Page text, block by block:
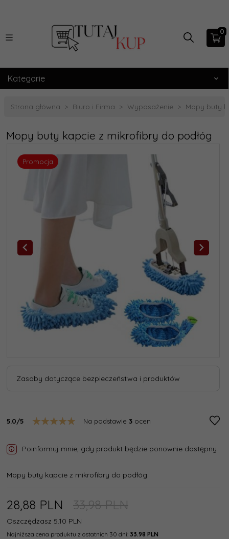
0
Kategorie
Strona główna Biuro i Firma Wyposażenie Mopy buty
Mopy buty kapcie z mikrofibry do podłóg
Promocja
Zasoby dotyczące bezpieczeństwa i produktów
5.0/5 Na podstawie 3 ocen
Poinformuj mnie, gdy produkt będzie ponownie dostępny
Mopy buty kapcie z mikrofibry do podłóg
28,88 PLN 33,98 PLN
Oszczędzasz 5.10 PLN
Najniższa cena produktu z ostatnich 30 dni: 33.98 PLN